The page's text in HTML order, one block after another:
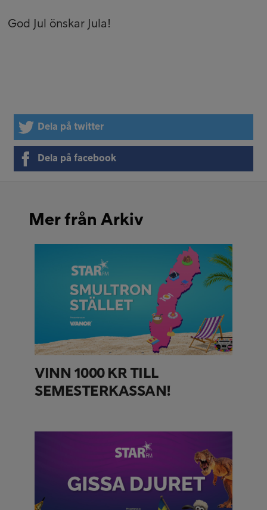
God Jul önskar Jula!
Dela på twitter
Dela på facebook
Mer från Arkiv
VINN 1000 KR TILL
SEMESTERKASSAN!